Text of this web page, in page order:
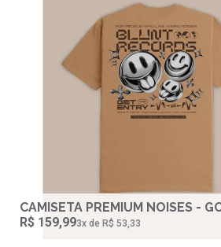
CAMISETA PREMIUM NOISES -
R$ 159,993‌x de R$ 53,33